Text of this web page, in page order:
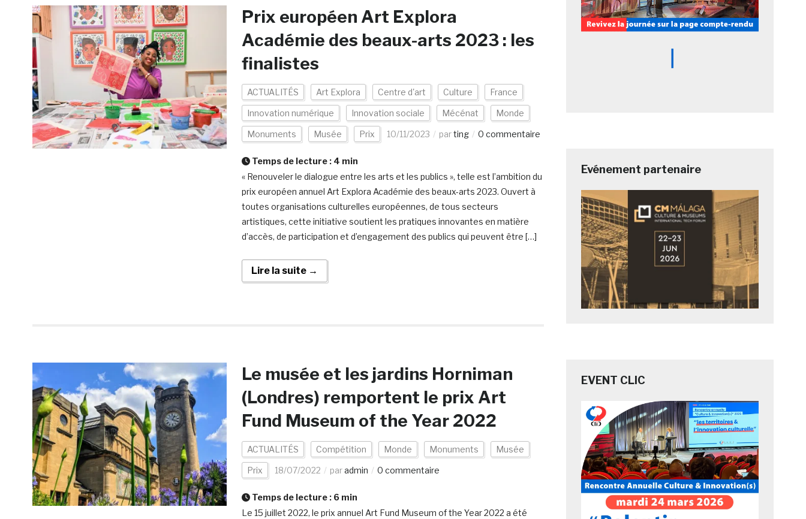
Prix européen Art Explora
Académie des beaux-arts 2023 : les
finalistes
ACTUALITÉS Art Explora Centre d'art Culture France
Innovation numérique Innovation sociale Mécénat Monde
Monuments Musée Prix 10/11/2023 parting 0 commentaire
Temps de lecture : 4 min
« Renouveler le dialogue entre les arts et les publics », telle est l’ambition du
prix européen annuel Art Explora Académie des beaux-arts 2023. Ouvert à
toutes organisations culturelles européennes, de tous secteurs
artistiques, cette initiative soutient les pratiques innovantes en matière
d’accès, de participation et d’engagement des publics qui peuvent être […]
Lire la suite →
Le musée et les jardins Horniman
(Londres) remportent le prix Art
Fund Museum of the Year 2022
ACTUALITÉS Compétition Monde Monuments Musée
Prix 18/07/2022 paradmin 0 commentaire
Temps de lecture : 6 min
Le 15 juillet 2022, le prix annuel Art Fund Museum of the Year 2022 a été
Evénement partenaire
EVENT CLIC